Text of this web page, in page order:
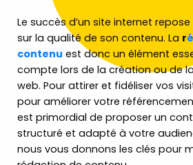
Le succès d’un site internet
sur la qualité de son contenu. La r
contenu est donc un élément
compte lors de la création ou de
web. Pour attirer et fidéliser vos
pour améliorer votre
est primordial de proposer un
structuré et adapté à votre
nous vous donnons les clés pour